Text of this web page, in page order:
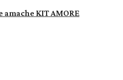
KIT AMORE